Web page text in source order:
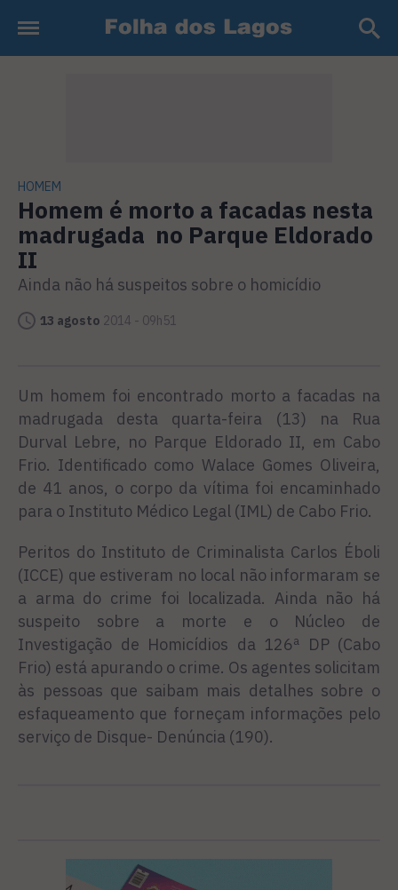
HOMEM
Homem é morto a facadas nesta
madrugada no Parque Eldorado
II
Ainda não há suspeitos sobre o homicídio
13 agosto 2014 - 09h51
Um homem foi encontrado morto a facadas na
madrugada desta quarta-feira (13) na Rua
Durval Lebre, no Parque Eldorado II, em Cabo
Frio. Identificado como Walace Gomes Oliveira,
de 41 anos, o corpo da vítima foi encaminhado
para o Instituto Médico Legal (IML) de Cabo Frio.
Peritos do Instituto de Criminalista Carlos Éboli
(ICCE) que estiveram no local não informaram se
a arma do crime foi localizada. Ainda não há
suspeito sobre a morte e o Núcleo de
Investigação de Homicídios da 126ª DP (Cabo
Frio) está apurando o crime. Os agentes solicitam
às pessoas que saibam mais detalhes sobre o
esfaqueamento que forneçam informações pelo
serviço de Disque- Denúncia (190).